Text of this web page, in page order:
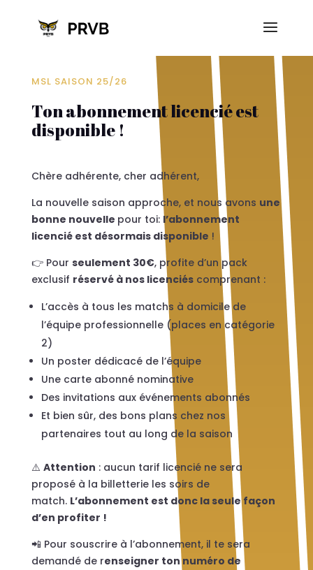
MSL SAISON 25/26
Ton abonnement licencié est
disponible !
Chère adhérente, cher adhérent,
La nouvelle saison approche, et nous avons une
bonne nouvelle pour toi: l’abonnement
licencié est désormais disponible !
👉 Pour seulement 30€, profite d’un pack
exclusif réservé à nos licenciés comprenant :
L’accès à tous les matchs à domicile de
l’équipe professionnelle (places en catégorie
2)
Un poster dédicacé de l’équipe
Une carte abonné nominative
Des invitations aux événements abonnés
Et bien sûr, des bons plans chez nos
partenaires tout au long de la saison
⚠️ Attention : aucun tarif licencié ne sera
proposé à la billetterie les soirs de
match. L’abonnement est donc la seule façon
d’en profiter !
📲 Pour souscrire à l’abonnement, il te sera
demandé de renseigner ton numéro de